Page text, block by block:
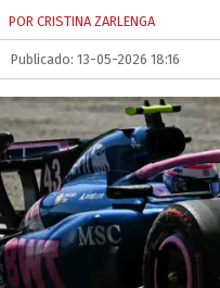
POR CRISTINA ZARLENGA
Publicado: 13-05-2026 18:16